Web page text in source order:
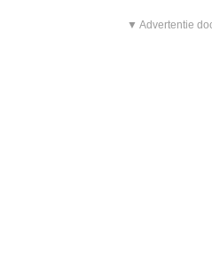
▼ Advertentie